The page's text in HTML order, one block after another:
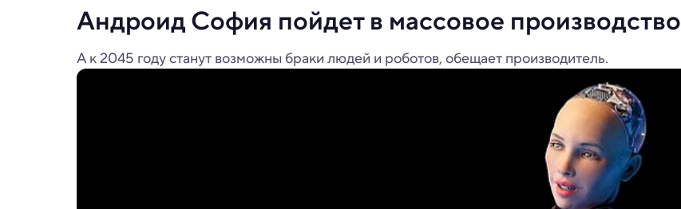
Андроид София пойдет в массовое производство
А к 2045 году станут возможны браки людей и роботов, обещает производитель.